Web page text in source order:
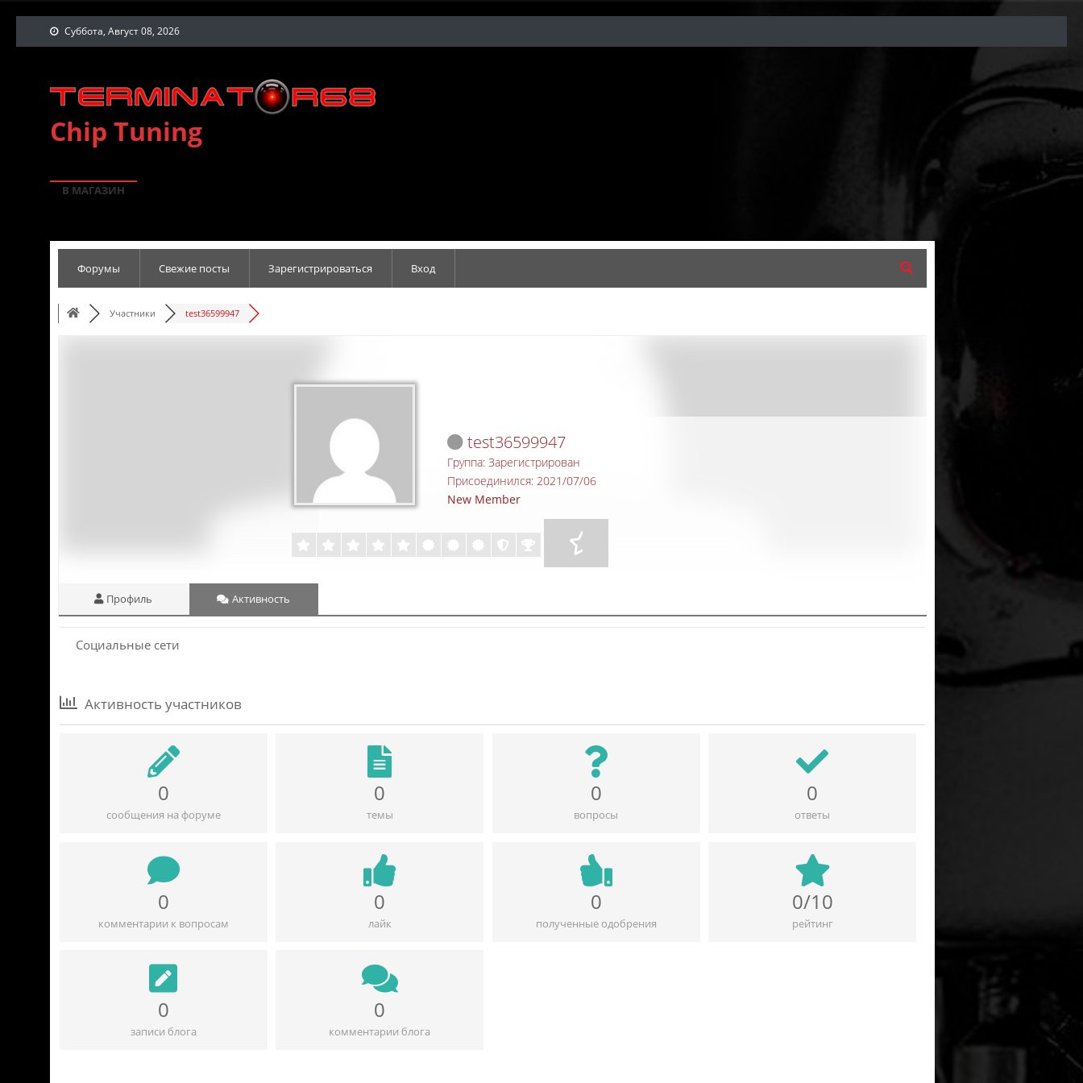
Суббота, Август 08, 2026
Chip Tuning
В МАГАЗИН
Форумы Свежие посты Зарегистрироваться Вход
Участники test36599947
test36599947
Группа: Зарегистрирован
Присоединился: 2021/07/06
New Member
Профиль Активность
Социальные сети
Активность участников
0
сообщения на форуме
0
темы
0
вопросы
0
ответы
0
комментарии к вопросам
0
лайк
0
полученные одобрения
0/10
рейтинг
0
записи блога
0
комментарии блога